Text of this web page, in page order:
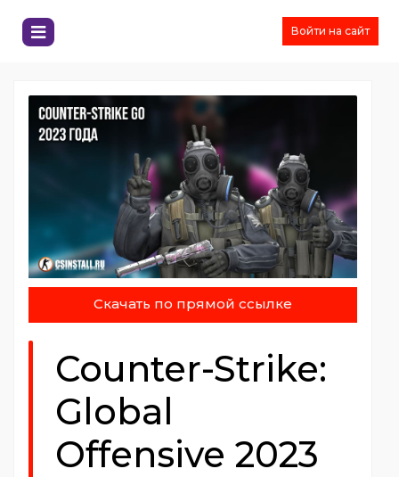
Войти на сайт
Скачать по прямой ссылке
Counter-Strike:
Global
Offensive 2023